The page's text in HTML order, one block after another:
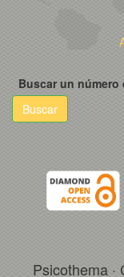
Buscar un número
Buscar
Psicothema